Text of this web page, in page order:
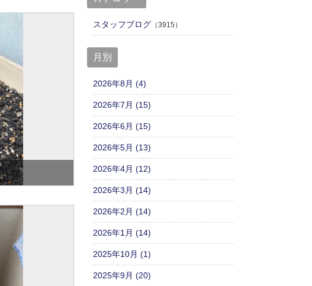
スタッフブログ（3915）
月別
2026年8月 (4)
2026年7月 (15)
2026年6月 (15)
2026年5月 (13)
2026年4月 (12)
2026年3月 (14)
2026年2月 (14)
2026年1月 (14)
2025年10月 (1)
2025年9月 (20)